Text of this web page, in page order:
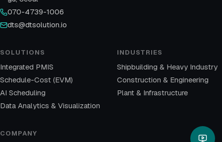
070-4739-1006
dts@dtsolution.io
SOLUTIONS
Integrated PMIS
Schedule-Cost (EVM)
AI Scheduling
Data Analytics & Visualization
INDUSTRIES
Shipbuilding & Heavy Industry
Construction & Engineering
Plant & Infrastructure
COMPANY